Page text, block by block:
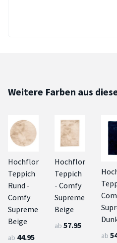
Weitere Farben aus
Hochflor
Teppich
Rund -
Comfy
Supreme
Beige
ab 44.95
Hochflor
Teppich
- Comfy
Supreme
Beige
ab 57.95
ab